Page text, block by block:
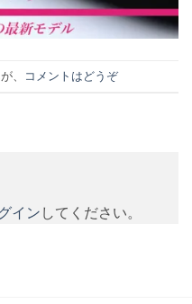
、 コメントはどうぞ
イン してください。